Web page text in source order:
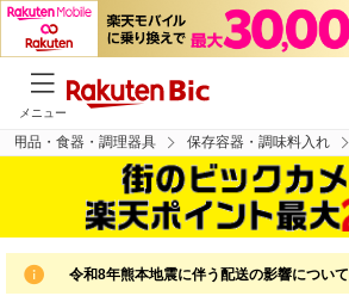
メニュー
用品・食器・調理器具 保存容器・調味料入れ
令和8年熊本地震に伴う配送の影響について